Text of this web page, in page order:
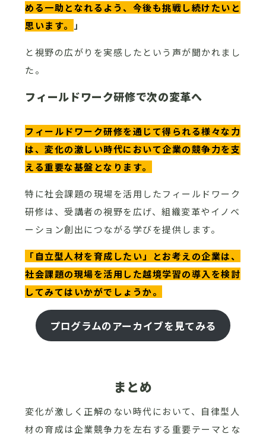
める一助となれるよう、今後も挑戦し続けたいと
思います。
」
と視野の広がりを実感したという声が聞かれまし
た。
フィールドワーク研修で次の変革へ
フィールドワーク研修を通じて得られる様々な力
は、変化の激しい時代において企業の競争力を支
える重要な基盤となります。
特に社会課題の現場を活用したフィールドワーク
研修は、受講者の視野を広げ、組織変革やイノベ
ーション創出につながる学びを提供します。
「自立型人材を育成したい」とお考えの企業は、
社会課題の現場を活用した越境学習の導入を検討
してみてはいかがでしょうか。
プログラムのアーカイブを見てみる
まとめ
変化が激しく正解のない時代において、自律型人
材の育成は企業競争力を左右する重要テーマとな